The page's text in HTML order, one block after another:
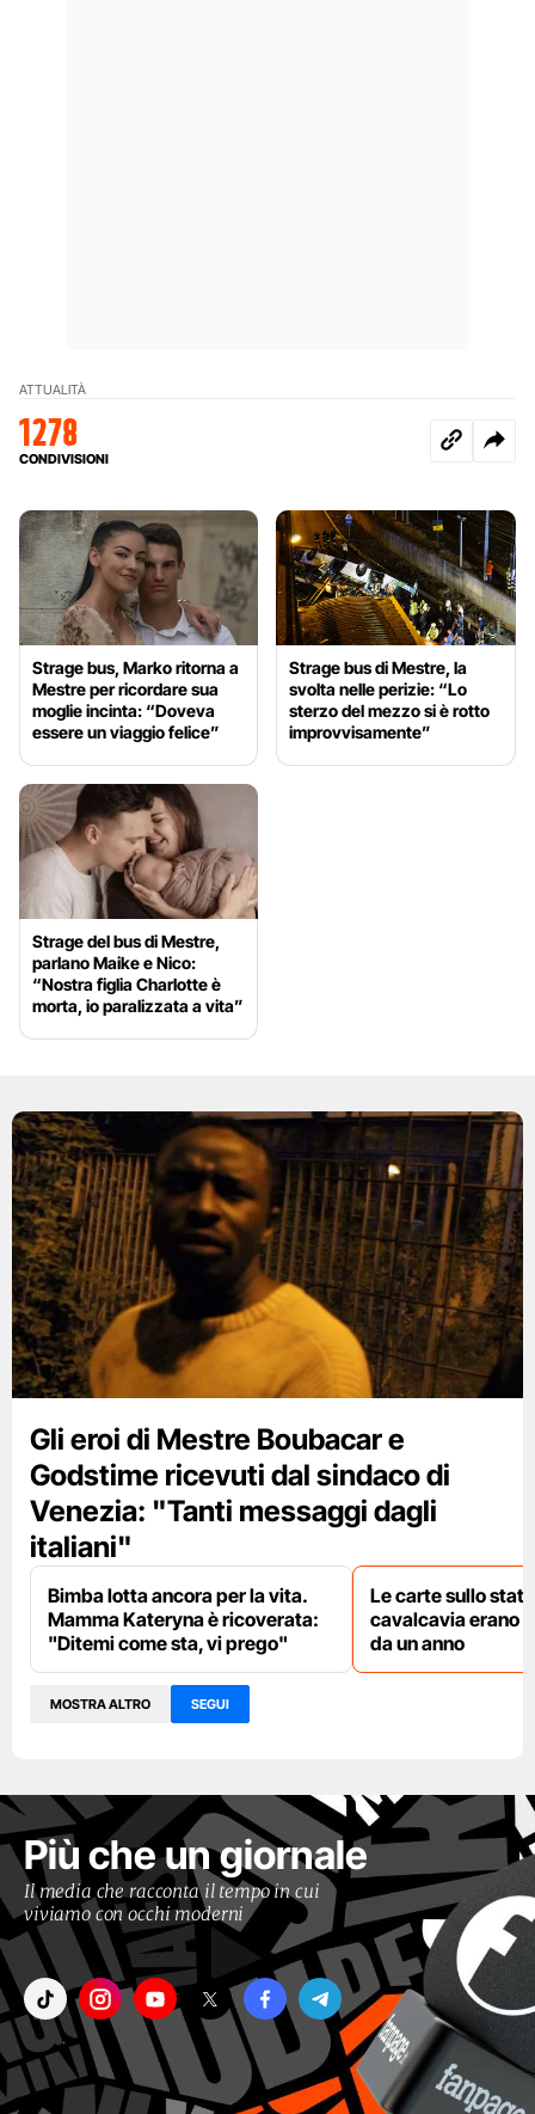
ATTUALITÀ
1278
CONDIVISIONI
Strage bus, Marko ritorna a
Mestre per ricordare sua
moglie incinta: “Doveva
essere un viaggio felice”
Strage bus di Mestre, la
svolta nelle perizie: “Lo
sterzo del mezzo si è rotto
improvvisamente”
Strage del bus di Mestre,
parlano Maike e Nico:
“Nostra figlia Charlotte è
morta, io paralizzata a vita”
Gli eroi di Mestre Boubacar e
Godstime ricevuti dal sindaco di
Venezia: "Tanti messaggi dagli
italiani"
Bimba lotta ancora per la vita.
Mamma Kateryna è ricoverata:
"Ditemi come sta, vi prego"
Le carte sullo
cavalcavia erano
da un anno
MOSTRA ALTRO SEGUI
Più che un giornale
Il media che racconta il tempo in cui
viviamo con occhi moderni